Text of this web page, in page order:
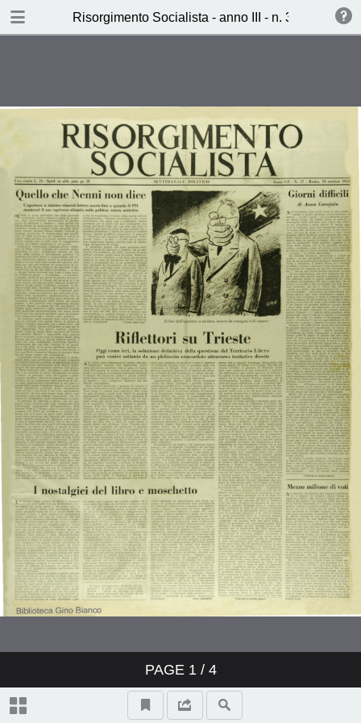
Risorgimento Socialista - anno III - n. 37 - 18
PAGE 1/ 4
TABLE OF CONTENTS
A.A.A. Tricamere accessori (Mario
Dietro al sipario del festival di
Venezia (Agostino Zanon)
Burro o Cannoni